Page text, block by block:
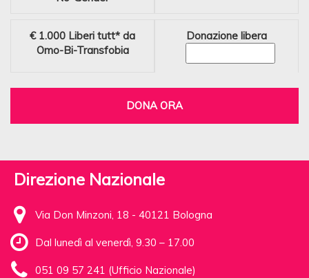
€ 1.000 Liberi tutt* da
Omo-Bi-Transfobia
Donazione libera
DONA ORA
Direzione Nazionale
Via Don Minzoni, 18 - 40121 Bologna
Dal lunedì al venerdì, 9.30 – 17.00
051 09 57 241 (Ufficio Nazionale)